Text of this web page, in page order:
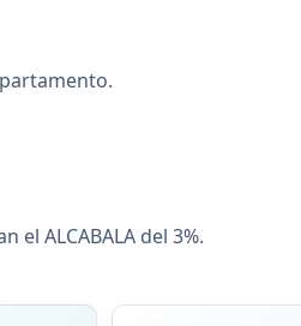
ALCABALA del 3%.